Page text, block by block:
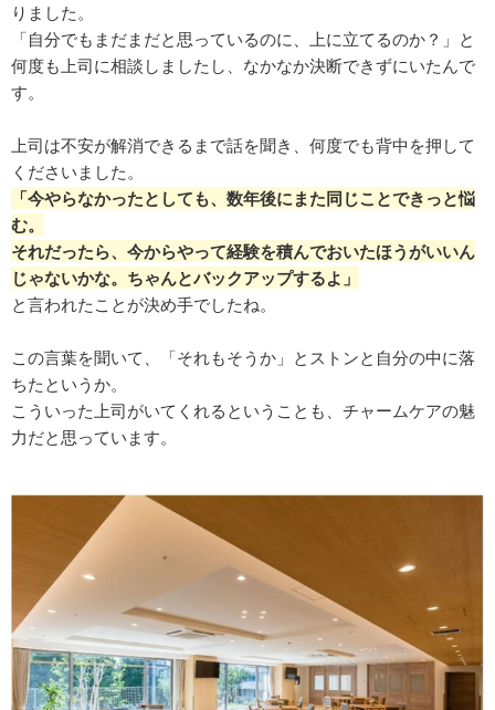
りました。
「自分でもまだまだと思っているのに、上に立てるのか？」と
何度も上司に相談しましたし、なかなか決断できずにいたんで
す。
上司は不安が解消できるまで話を聞き、何度でも背中を押して
くださいました。
「今やらなかったとしても、数年後にまた同じことできっと悩
む。
それだったら、今からやって経験を積んでおいたほうがいいん
じゃないかな。ちゃんとバックアップするよ」
と言われたことが決め手でしたね。
この言葉を聞いて、「それもそうか」とストンと自分の中に落
ちたというか。
こういった上司がいてくれるということも、チャームケアの魅
力だと思っています。